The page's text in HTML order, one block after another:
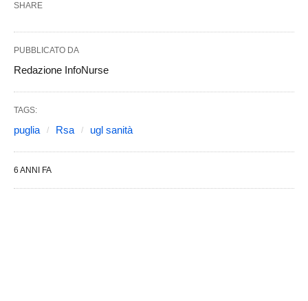
SHARE
PUBBLICATO DA
Redazione InfoNurse
TAGS:
puglia Rsa ugl sanità
6 ANNI FA